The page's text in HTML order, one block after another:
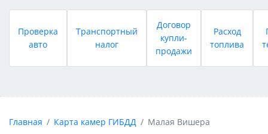
Проверка
авто
Транспортный
налог
Договор
купли-
продажи
Расход
топлива
Главная Карта камер ГИБДД Малая Вишера